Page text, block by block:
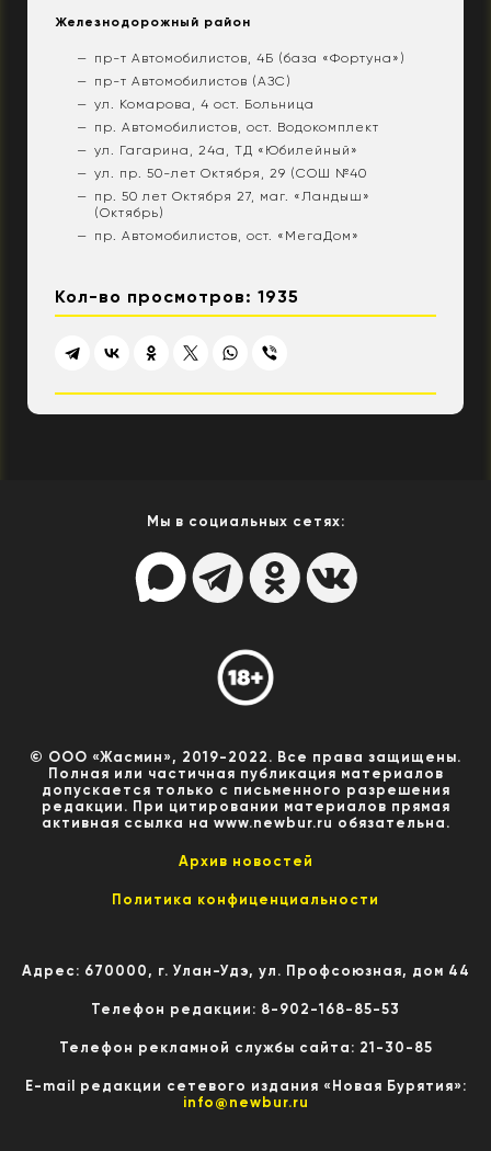
Железнодорожный район
пр-т Автомобилистов, 4Б (база «Фортуна»)
пр-т Автомобилистов (АЗС)
ул. Комарова, 4 ост. Больница
пр. Автомобилистов, ост. Водокомплект
ул. Гагарина, 24а, ТД «Юбилейный»
ул. пр. 50-лет Октября, 29 (СОШ №40
пр. 50 лет Октября 27, маг. «Ландыш»
(Октябрь)
пр. Автомобилистов, ост. «МегаДом»
Кол-во просмотров: 1935
Мы в социальных сетях:
© ООО «Жасмин», 2019-2022. Все права защищены.
Полная или частичная публикация материалов
допускается только с письменного разрешения
редакции. При цитировании материалов прямая
активная ссылка на www.newbur.ru обязательна.
Архив новостей
Политика конфиценциальности
Адрес: 670000, г. Улан-Удэ, ул. Профсоюзная, дом 44
Телефон редакции: 8-902-168-85-53
Телефон рекламной службы сайта: 21-30-85
E-mail редакции сетевого издания «Новая Бурятия»:
info@newbur.ru